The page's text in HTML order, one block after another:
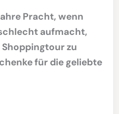
Pracht, wenn
aufmacht,
zu
für die geliebte